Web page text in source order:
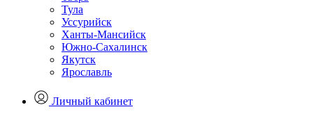
Тула
Уссурийск
Ханты-Мансийск
Южно-Сахалинск
Якутск
Ярославль
Личный кабинет